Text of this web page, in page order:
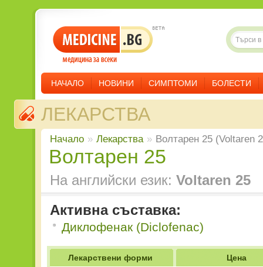
НАЧАЛО НОВИНИ СИМПТОМИ БОЛЕСТИ
ЛЕКАРСТВА
Начало » Лекарства » Волтарен 25 (Voltaren
Волтарен 25
На английски език: Voltaren 25
Активна съставка:
Диклофенак (Diclofenac)
Лекарствени форми Цена